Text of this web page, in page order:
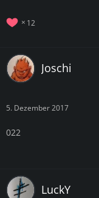
12
Joschi
5. Dezember 2017
022
LuckY